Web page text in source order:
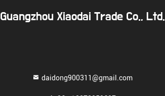
Guangzhou Xiaodai Trade Co., Ltd.
daidong900311@gmail.com